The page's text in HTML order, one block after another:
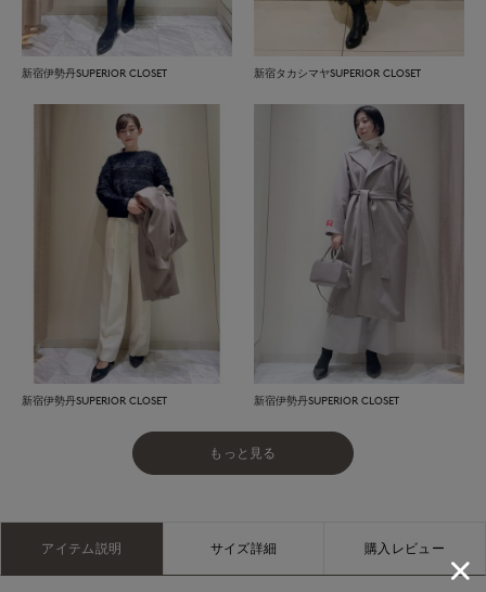
新宿伊勢丹SUPERIOR CLOSET 新宿タカシマヤSUPERIOR CLOSET
新宿伊勢丹SUPERIOR CLOSET 新宿伊勢丹SUPERIOR CLOSET
もっと見る
アイテム説明 サイズ詳細 購入レビュー